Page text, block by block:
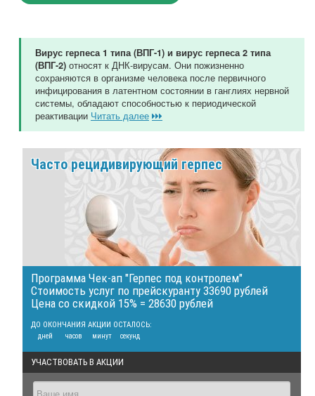
Вирус герпеса 1 типа (ВПГ-1) и вирус герпеса 2 типа
(ВПГ-2) относят к ДНК-вирусам. Они пожизненно
сохраняются в организме человека после первичного
инфицирования в латентном состоянии в ганглиях нервной
системы, обладают способностью к периодической
реактивации Читать далее
Часто рецидивирующий герпес
Программа Чек-ап "Герпес под контролем"
Стоимость услуг по прейскуранту 33690 рублей
Цена со скидкой 15% = 28630 рублей
ДО ОКОНЧАНИЯ АКЦИИ ОСТАЛОСЬ:
дней часов минут секунд
УЧАСТВОВАТЬ В АКЦИИ